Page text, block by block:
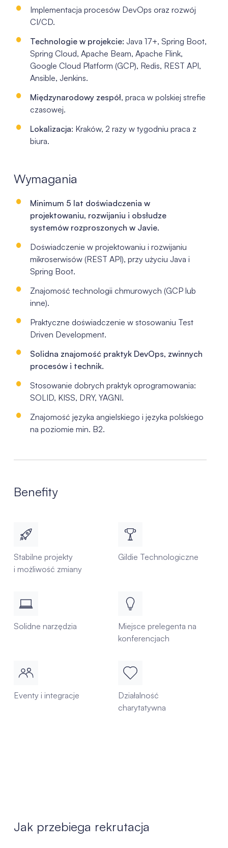
Implementacja procesów DevOps oraz rozwój
CI/CD.
Technologie w projekcie: Java 17+, Spring Boot,
Spring Cloud, Apache Beam, Apache Flink,
Google Cloud Platform (GCP), Redis, REST API,
Ansible, Jenkins.
Międzynarodowy zespół, praca w polskiej strefie
czasowej.
Lokalizacja: Kraków, 2 razy w tygodniu praca z
biura.
Wymagania
Minimum 5 lat doświadczenia w
projektowaniu, rozwijaniu i obsłudze
systemów rozproszonych w Javie.
Doświadczenie w projektowaniu i rozwijaniu
mikroserwisów (REST API), przy użyciu Java i
Spring Boot.
Znajomość technologii chmurowych (GCP lub
inne).
Praktyczne doświadczenie w stosowaniu Test
Driven Development.
Solidna znajomość praktyk DevOps, zwinnych
procesów i technik.
Stosowanie dobrych praktyk oprogramowania:
SOLID, KISS, DRY, YAGNI.
Znajomość języka angielskiego i języka polskiego
na poziomie min. B2.
Benefity
Stabilne projekty
i możliwość zmiany
Gildie Technologiczne
Solidne narzędzia
Miejsce prelegenta na
konferencjach
Eventy i integracje
Działalność
charytatywna
Jak przebiega rekrutacja